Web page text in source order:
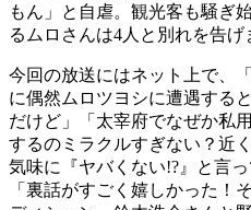
もん」と自虐。観光客も騒ぎ
るムロさんは4人と別れを告げ
今回の放送にはネット上で、
に偶然ムロツヨシに遭遇する
だけど」「太宰府でなぜか私
するのミラクルすぎない？近
気味に『ヤバくない!?』と言
「裏話がすごく嬉しかった！